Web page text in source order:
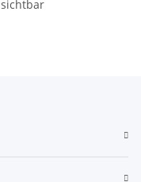
sichtbar